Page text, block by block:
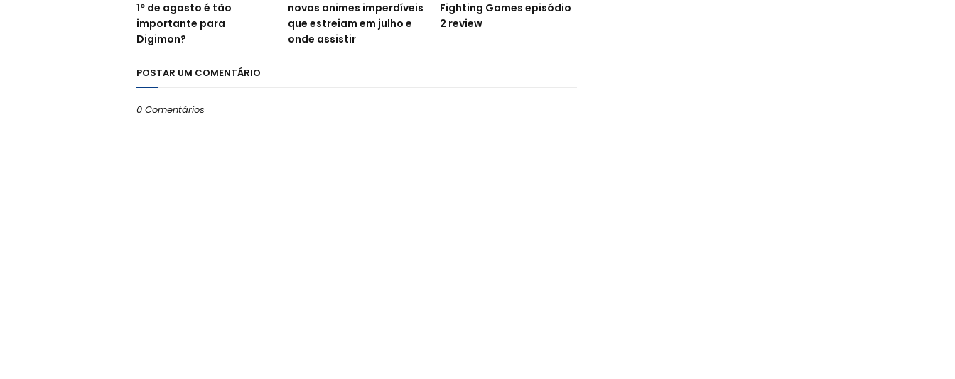
1º de agosto é tão
importante para
Digimon?
novos animes imperdíveis
que estreiam em julho e
onde assistir
Fighting Games episódio
2 review
POSTAR UM COMENTÁRIO
0 Comentários